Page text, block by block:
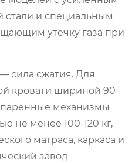
и специальным
утечку газа при
сила сжатия. Для
кровати шириной 90-
механизмы
не менее 100-120 кг,
матраса, каркаса и
завод